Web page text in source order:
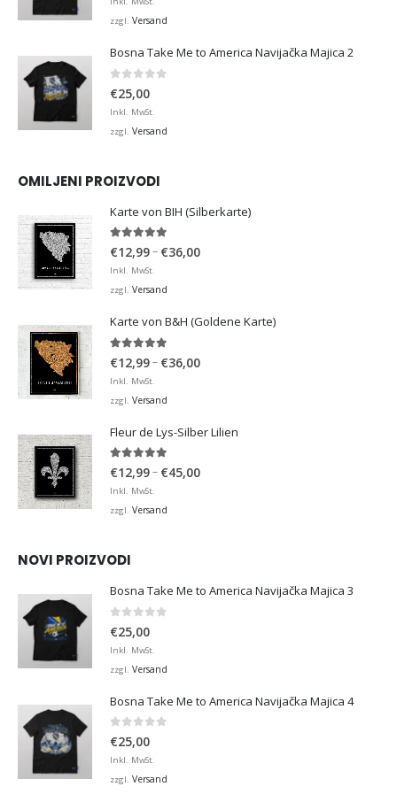
zzgl. Versand
Bosna Take Me to America Navijačka Majica 2
€25,00
Inkl. MwSt.
zzgl. Versand
OMILJENI PROIZVODI
Karte von BIH (Silberkarte)
4.92 von 5
€12,99– €36,00Preisspanne:
Inkl. MwSt.
zzgl. Versand
Karte von B&H (Goldene Karte)
€12,99– €36,00Preisspanne:
Inkl. MwSt.
zzgl. Versand
Fleur de Lys-Silber Lilien
4.95von 5
€12,99– €45,00Preisspanne:
Inkl. MwSt.
zzgl. Versand
NOVI PROIZVODI
Bosna Take Me to America Navijačka Majica 3
0 von 5
€25,00
Inkl. MwSt.
zzgl. Versand
Bosna Take Me to America Navijačka Majica 4
0 von 5
€25,00
Inkl. MwSt.
zzgl. Versand